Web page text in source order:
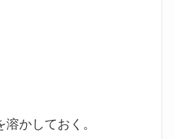
溶かしておく。